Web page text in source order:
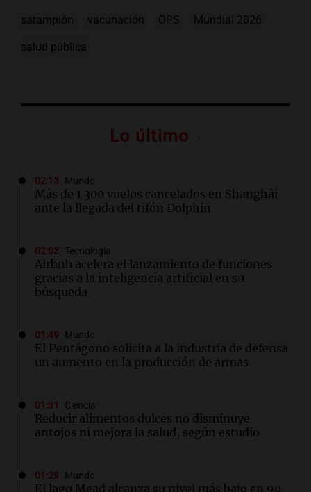
sarampión vacunación OPS Mundial 2026
salud pública
Lo último
02:13 Mundo
Más de 1.300 vuelos cancelados en Shanghái
ante la llegada del tifón Dolphin
02:03 Tecnología
Airbnb acelera el lanzamiento de funciones
gracias a la inteligencia artificial en su
búsqueda
01:49 Mundo
El Pentágono solicita a la industria de defensa
un aumento en la producción de armas
01:31 Ciencia
Reducir alimentos dulces no disminuye
antojos ni mejora la salud, según estudio
01:29 Mundo
El lago Mead alcanza su nivel más bajo en 90